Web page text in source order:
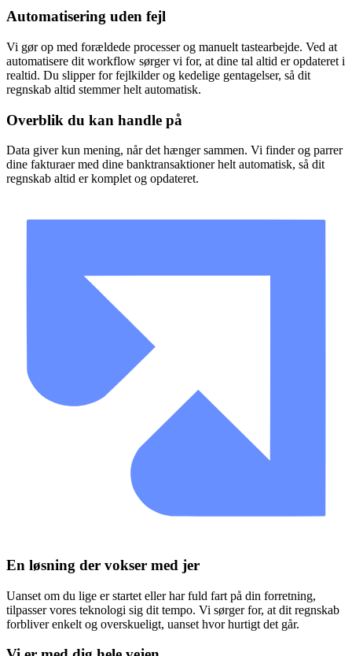
Automatisering uden fejl
Vi gør op med forældede processer og manuelt tastearbejde. Ved at
automatisere dit workflow sørger vi for, at dine tal altid er opdateret i
realtid. Du slipper for fejlkilder og kedelige gentagelser, så dit
regnskab altid stemmer helt automatisk.
Overblik du kan handle på
Data giver kun mening, når det hænger sammen. Vi finder og parrer
dine fakturaer med dine banktransaktioner helt automatisk, så dit
regnskab altid er komplet og opdateret.
En løsning der vokser med jer
Uanset om du lige er startet eller har fuld fart på din forretning,
tilpasser vores teknologi sig dit tempo. Vi sørger for, at dit regnskab
forbliver enkelt og overskueligt, uanset hvor hurtigt det går.